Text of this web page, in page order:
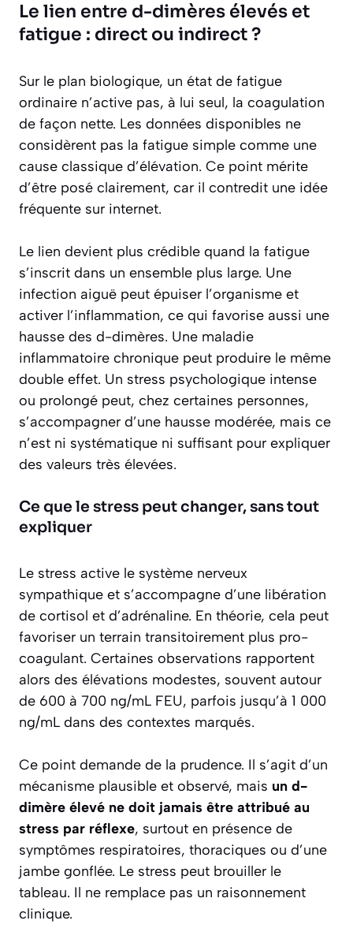
Le lien entre d-dimères élevés et
fatigue : direct ou indirect ?
Sur le plan biologique, un état de fatigue
ordinaire n’active pas, à lui seul, la coagulation
de façon nette. Les données disponibles ne
considèrent pas la fatigue simple comme une
cause classique d’élévation. Ce point mérite
d’être posé clairement, car il contredit une idée
fréquente sur internet.
Le lien devient plus crédible quand la fatigue
s’inscrit dans un ensemble plus large. Une
infection aiguë peut épuiser l’organisme et
activer l’inflammation, ce qui favorise aussi une
hausse des d-dimères. Une maladie
inflammatoire chronique peut produire le même
double effet. Un stress psychologique intense
ou prolongé peut, chez certaines personnes,
s’accompagner d’une hausse modérée, mais ce
n’est ni systématique ni suffisant pour expliquer
des valeurs très élevées.
Ce que le stress peut changer, sans tout
expliquer
Le stress active le système nerveux
sympathique et s’accompagne d’une libération
de cortisol et d’adrénaline. En théorie, cela peut
favoriser un terrain transitoirement plus pro-
coagulant. Certaines observations rapportent
alors des élévations modestes, souvent autour
de 600 à 700 ng/mL FEU, parfois jusqu’à 1 000
ng/mL dans des contextes marqués.
Ce point demande de la prudence. Il s’agit d’un
mécanisme plausible et observé, mais un d-
dimère élevé ne doit jamais être attribué au
stress par réflexe, surtout en présence de
symptômes respiratoires, thoraciques ou d’une
jambe gonflée. Le stress peut brouiller le
tableau. Il ne remplace pas un raisonnement
clinique.